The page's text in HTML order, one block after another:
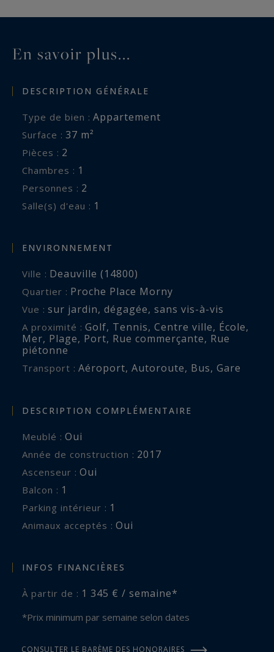
En savoir plus...
DESCRIPTION GÉNÉRALE
Type de bien : Appartement
Surface : 37 m²
Pièces : 2
Chambres : 1
Personnes : 2
Salle(s) d'eau : 1
ENVIRONNEMENT
Ville : Deauville (14800)
Quartier : Proche Place Morny
Vue : sur jardin, dégagée, sans vis-à-vis
A proximité : Golf, Tennis, Centre ville, École,
Mer, Plage, Port, Rue commerçante, Rue
piétonne
Transport : Aéroport, Autoroute, Bus, Gare
DESCRIPTION COMPLÉMENTAIRE
Meublé : Oui
Année de construction : 2017
Ascenseur : Oui
balcon : 1
parking intérieur : 1
Animaux acceptés : Oui
INFOS FINANCIÈRES
À partir de : 1 345 € / semaine*
*Prix minimum par semaine selon dates
CONSULTER LE BARÈME DES HONORAIRES